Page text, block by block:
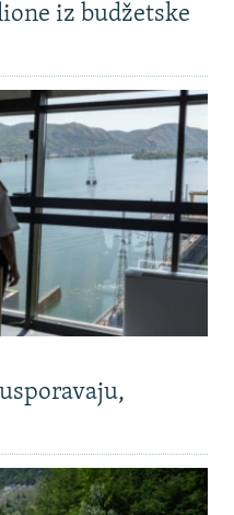
iz budžetske